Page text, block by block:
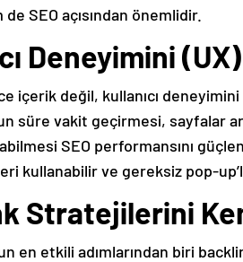
SEO açısından önemlidir.
Deneyimini
içerik değil, kullanıcı
süre vakit geçirmesi, sayfalar
SEO performansını
kullanabilir ve gereksiz pop-
Stratejilerini
en etkili adımlarından biri